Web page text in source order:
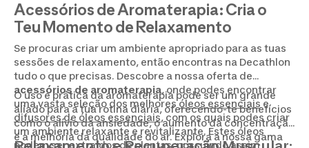
Acessórios de Aromaterapia: Cria o
Teu Momento de Relaxamento
Se procuras criar um ambiente apropriado para as tuas
sessões de relaxamento, então encontras na Decathlon
tudo o que precisas. Descobre a nossa oferta de
acessórios de aromaterapia, onde podes encontrar
uma vasta seleção dos melhoresóleos essenciais e
difusores de óleos essenciais, com os quais podes criar
um ambiente relaxante e revitalizante. Estes óleos
podem ser extraídos de plantas, possuindo assim
O uso e prática da aromaterapia pode ser um grande
aliado para a tua rotina diária, oferecendo-te benefícios
como o alívio da ansiedade, o aumento da concentração
e a melhoria da qualidade do ar. Explora a nossa gama